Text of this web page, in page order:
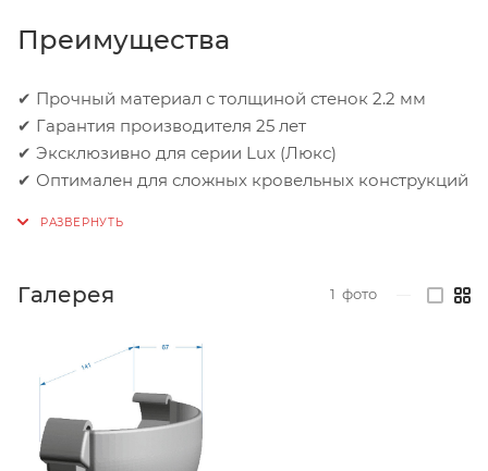
Преимущества
✔ Прочный материал с толщиной стенок 2.2 мм
✔ Гарантия производителя 25 лет
✔ Эксклюзивно для серии Lux (Люкс)
✔ Оптимален для сложных кровельных конструкций
Галерея 1 фото